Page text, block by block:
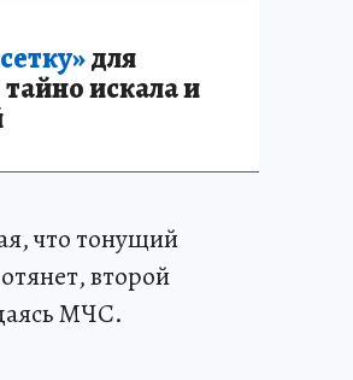
для
искала и
что тонущий
второй
МЧС.